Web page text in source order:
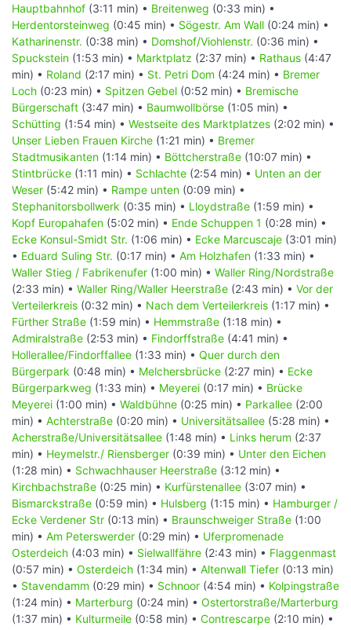
Hauptbahnhof (3:11 min) • Breitenweg (0:33 min) •
Herdentorsteinweg (0:45 min) • Sögestr. Am Wall (0:24 min) •
Katharinenstr. (0:38 min) • Domshof/Viohlenstr. (0:36 min) •
Spuckstein (1:53 min) • Marktplatz (2:37 min) • Rathaus (4:47
min) • Roland (2:17 min) • St. Petri Dom (4:24 min) • Bremer
Loch (0:23 min) • Spitzen Gebel (0:52 min) • Bremische
Bürgerschaft (3:47 min) • Baumwollbörse (1:05 min) •
Schütting (1:54 min) • Westseite des Marktplatzes (2:02 min) •
Unser Lieben Frauen Kirche (1:21 min) • Bremer
Stadtmusikanten (1:14 min) • Böttcherstraße (10:07 min) •
Stintbrücke (1:11 min) • Schlachte (2:54 min) • Unten an der
Weser (5:42 min) • Rampe unten (0:09 min) •
Stephanitorsbollwerk (0:35 min) • Lloydstraße (1:59 min) •
Kopf Europahafen (5:02 min) • Ende Schuppen 1 (0:28 min) •
Ecke Konsul-Smidt Str. (1:06 min) • Ecke Marcuscaje (3:01 min)
• Eduard Suling Str. (0:17 min) • Am Holzhafen (1:33 min) •
Waller Stieg / Fabrikenufer (1:00 min) • Waller Ring/Nordstraße
(2:33 min) • Waller Ring/Waller Heerstraße (2:43 min) • Vor der
Verteilerkreis (0:32 min) • Nach dem Verteilerkreis (1:17 min) •
Fürther Straße (1:59 min) • Hemmstraße (1:18 min) •
Admiralstraße (2:53 min) • Findorffstraße (4:41 min) •
Hollerallee/Findorffallee (1:33 min) • Quer durch den
Bürgerpark (0:48 min) • Melchersbrücke (2:27 min) • Ecke
Bürgerparkweg (1:33 min) • Meyerei (0:17 min) • Brücke
Meyerei (1:00 min) • Waldbühne (0:25 min) • Parkallee (2:00
min) • Achterstraße (0:20 min) • Universitätsallee (5:28 min) •
Acherstraße/Universitätsallee (1:48 min) • Links herum (2:37
min) • Heymelstr./ Riensberger (0:39 min) • Unter den Eichen
(1:28 min) • Schwachhauser Heerstraße (3:12 min) •
Kirchbachstraße (0:25 min) • Kurfürstenallee (3:07 min) •
Bismarckstraße (0:59 min) • Hulsberg (1:15 min) • Hamburger /
Ecke Verdener Str (0:13 min) • Braunschweiger Straße (1:00
min) • Am Peterswerder (0:29 min) • Uferpromenade
Osterdeich (4:03 min) • Sielwallfähre (2:43 min) • Flaggenmast
(0:57 min) • Osterdeich (1:34 min) • Altenwall Tiefer (0:13 min)
• Stavendamm (0:29 min) • Schnoor (4:54 min) • Kolpingstraße
(1:24 min) • Marterburg (0:24 min) • Ostertorstraße/Marterburg
(1:37 min) • Kulturmeile (0:58 min) • Contrescarpe (2:10 min) •